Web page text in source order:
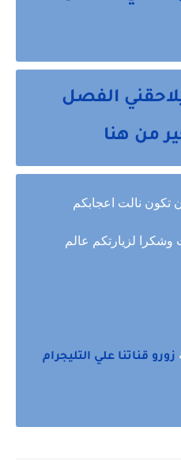
الفصل
من هنا
تكون نالت اعجابكم
وشكرا لزيارتكم عالم
زورو قناتنا علي التليجرام